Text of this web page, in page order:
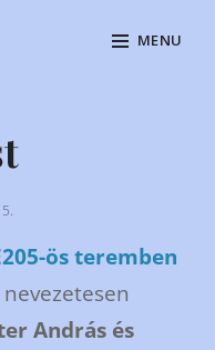
MENU
ös teremben
András és